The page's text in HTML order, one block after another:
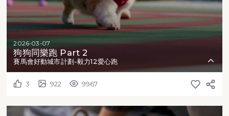
2026-03-07
狗狗同樂跑 Part 2
賽馬會好動城市計劃-毅力12愛心跑
3 922 9967